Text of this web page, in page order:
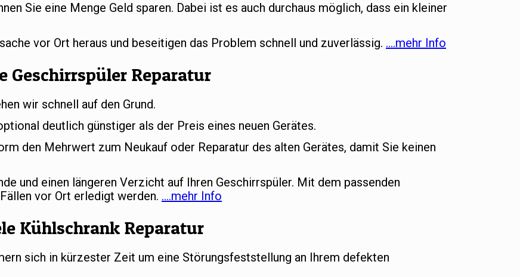
Sie eine Menge Geld sparen. Dabei ist es auch durchaus möglich, dass ein kleiner
vor Ort heraus und beseitigen das Problem schnell und zuverlässig. ….mehr Info
Geschirrspüler Reparatur
wir schnell auf den Grund.
deutlich günstiger als der Preis eines neuen Gerätes.
den Mehrwert zum Neukauf oder Reparatur des alten Gerätes, damit Sie keinen
und einen längeren Verzicht auf Ihren Geschirrspüler. Mit dem passenden
vor Ort erledigt werden. ….mehr Info
Kühlschrank Reparatur
sich in kürzester Zeit um eine Störungsfeststellung an Ihrem defekten